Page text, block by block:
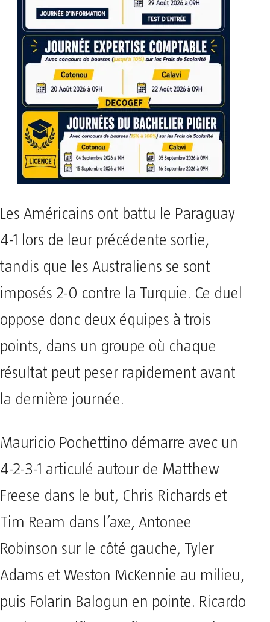
Les Américains ont battu le Paraguay
4-1 lors de leur précédente sortie,
tandis que les Australiens se sont
imposés 2-0 contre la Turquie. Ce duel
oppose donc deux équipes à trois
points, dans un groupe où chaque
résultat peut peser rapidement avant
la dernière journée.
Mauricio Pochettino démarre avec un
4-2-3-1 articulé autour de Matthew
Freese dans le but, Chris Richards et
Tim Ream dans l’axe, Antonee
Robinson sur le côté gauche, Tyler
Adams et Weston McKennie au milieu,
puis Folarin Balogun en pointe. Ricardo